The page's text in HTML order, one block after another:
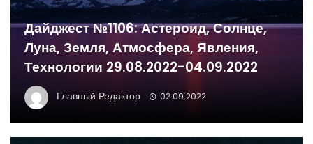
Дайджест №1106: Астероид, Солнце,
Луна, Земля, Атмосфера, Явления,
Технологии 29.08.2022-04.09.2022
Главный Редактор 02.09.2022